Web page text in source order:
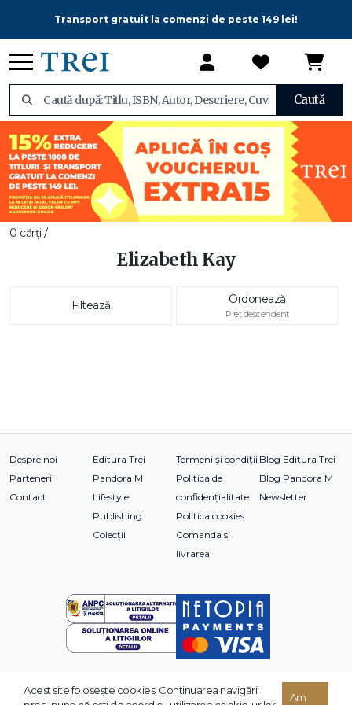
Transport gratuit la comenzi de peste 149 lei!
Caută
0 cărți /
Elizabeth Kay
Filtează Ordonează
Preț descendent
Despre noi
Parteneri
Contact
Editura Trei
Pandora M
Lifestyle
Publishing
Colecții
Termeni și condiții
Politica de
confidențialitate
Politica cookies
Comanda si
livrarea
Blog Editura Trei
Blog Pandora M
Newsletter
© 2026 Grupul Editorial TREI. Toate drepturile rezervate.
Acest site foloseşte cookies. Continuarea navigării
Am